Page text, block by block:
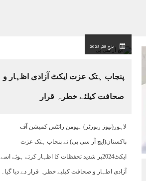
مارچ 28, 2025
پنجاب ہتک عزت ایکٹ آزادی اظہار و
صحافت کیلئے خطرہ قرار
لاہور(نیوز رپورٹر) ہیومن رائٹس کمیشن آف
پاکستان(ایچ آر سی پی) نے پنجاب ہتک عزت
ایکٹ2024پر شدید تحفظات کا اظہار کرتے ہوئے اسے
آزادی اظہار و صحافت کیلیے خطرہ قرار دے دیا گیا۔